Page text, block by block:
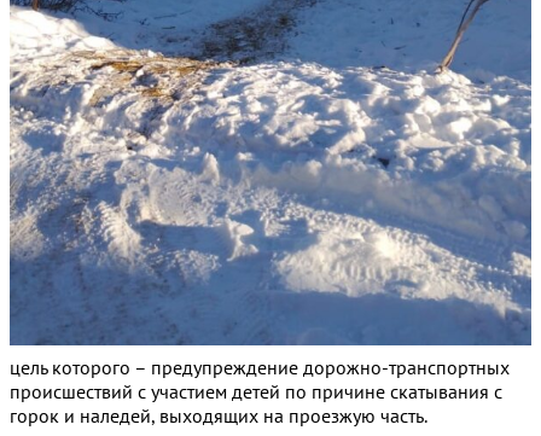
цель которого – предупреждение дорожно-транспортных
происшествий с участием детей по причине скатывания с
горок и наледей, выходящих на проезжую часть.